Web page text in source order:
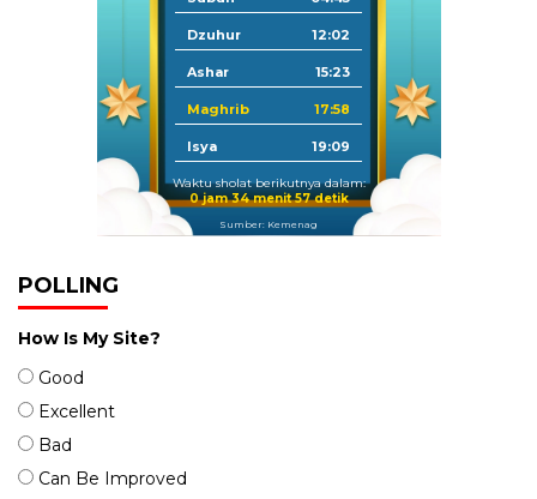
Dzuhur 12:02
Ashar 15:23
Maghrib 17:58
Isya 19:09
Waktu sholat berikutnya dalam:
0 jam 34 menit 57 detik
Sumber: Kemenag
POLLING
How Is My Site?
Good
Excellent
Bad
Can Be Improved